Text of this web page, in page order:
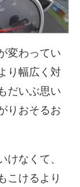
変わってい
り幅広く対
だいぶ思い
りおそるお
なくて、
こけるより